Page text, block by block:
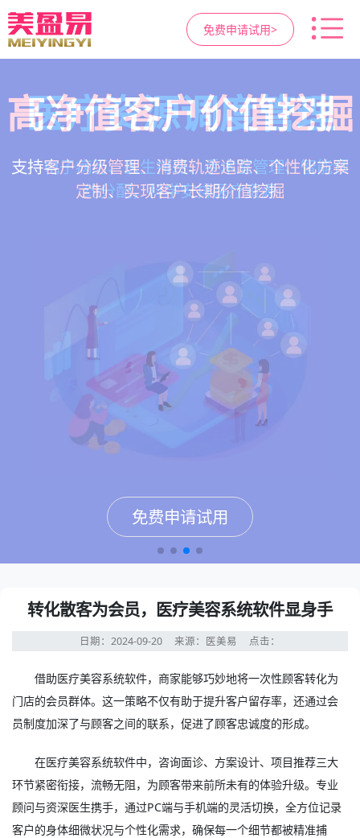
免费申请试用>
智慧医美管理系统
一站式解决医美机构预约、咨询、手术安排、会
员管理、财务核算全流程管理
免费申请试用
医疗资源调度管理
支持电子病历、医生排班、手术室管理、智能预
约分配，科学安排医疗资源
免费申请试用
高净值客户价值挖掘
支持客户分级管理、消费轨迹追踪、个性化方案
定制、实现客户长期价值挖掘
免费申请试用
营销与私域运营
提供小程序商城、私域scrm、项目套餐、裂变分
销多种营销工具，助力获客与转化
免费申请试用
转化散客为会员，医疗美容系统软件显身手
日期：2024-09-20 来源：医美易 点击：
借助医疗美容系统软件，商家能够巧妙地将一次性顾客转化为
门店的会员群体。这一策略不仅有助于提升客户留存率，还通过会
员制度加深了与顾客之间的联系，促进了顾客忠诚度的形成。
在医疗美容系统软件中，咨询面诊、方案设计、项目推荐三大
环节紧密衔接，流畅无阻，为顾客带来前所未有的体验升级。专业
顾问与资深医生携手，通过PC端与手机端的灵活切换，全方位记录
客户的身体细微状况与个性化需求，确保每一个细节都被精准捕